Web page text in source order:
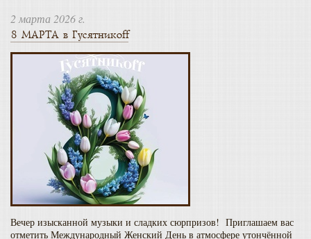
2 марта 2026 г.
8 МАРТА в Гусятникоff
Вечер изысканной музыки и сладких сюрпризов! Приглашаем вас
отметить Международный Женский День в атмосфере утончённой